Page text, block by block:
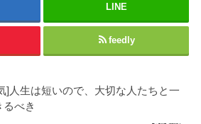
LINE
feedly
]人生は短いので、大切な人たちと一
べき